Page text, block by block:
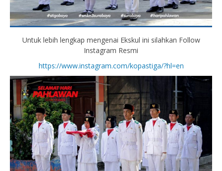
Untuk lebih lengkap mengenai Ekskul ini silahkan Follow
Instagram Resmi
https://www.instagram.com/kopastiga/?hl=en